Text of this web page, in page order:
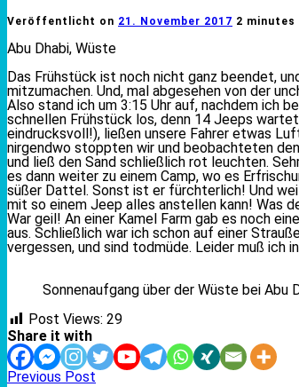
Veröffentlicht on 21. November 2017 2 minutes
Abu Dhabi, Wüste
Das Frühstück ist noch nicht ganz beendet,
mitzumachen. Und, mal abgesehen von der
Also stand ich um 3:15 Uhr auf, nachdem ich
schnellen Frühstück los, denn 14 Jeeps
eindrucksvoll!), ließen unsere Fahrer etwas
nirgendwo stoppten wir und beobachteten
und ließ den Sand schließlich rot leuchten.
es dann weiter zu einem Camp, wo es
süßer Dattel. Sonst ist er fürchterlich! Und
mit so einem Jeep alles anstellen kann! Was
War geil! An einer Kamel Farm gab es noch
aus. Schließlich war ich schon auf einer
vergessen, und sind todmüde. Leider muß ich
Sonnenaufgang über der Wüste bei Abu
Post Views: 29
Share it with
Previous Post